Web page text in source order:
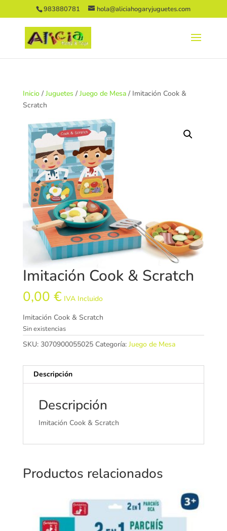
983880781 hola@aliciahogaryjuguetes.com
Inicio/ Juguetes / Juego de Mesa/ Imitación Cook &
Scratch
Imitación Cook & Scratch
0,00 € IVA Incluido
Imitación Cook & Scratch
Sin existencias
SKU: 3070900055025 Categoría: Juego de Mesa
Descripción
Descripción
Imitación Cook & Scratch
Productos relacionados